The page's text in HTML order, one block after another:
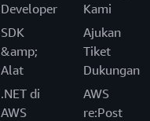
Developer
SDK
&amp;
Alat
.NET di
AWS
Kami
Ajukan
Tiket
Dukungan
AWS
re:Post